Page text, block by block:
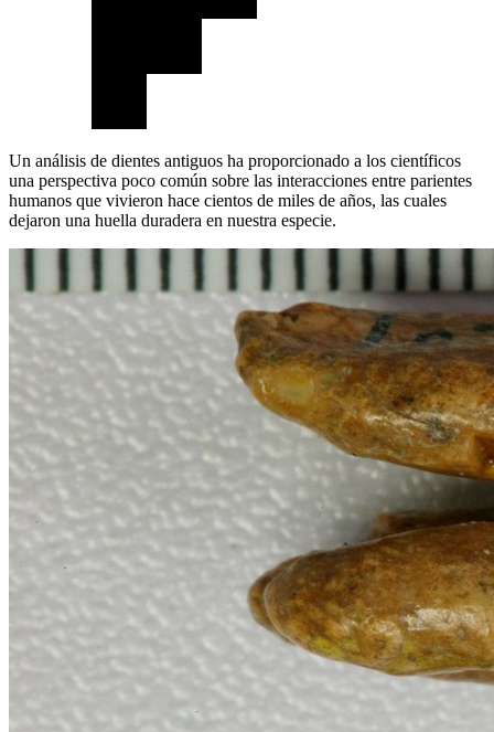
Un análisis de dientes antiguos ha proporcionado a los científicos
una perspectiva poco común sobre las interacciones entre parientes
humanos que vivieron hace cientos de miles de años, las cuales
dejaron una huella duradera en nuestra especie.